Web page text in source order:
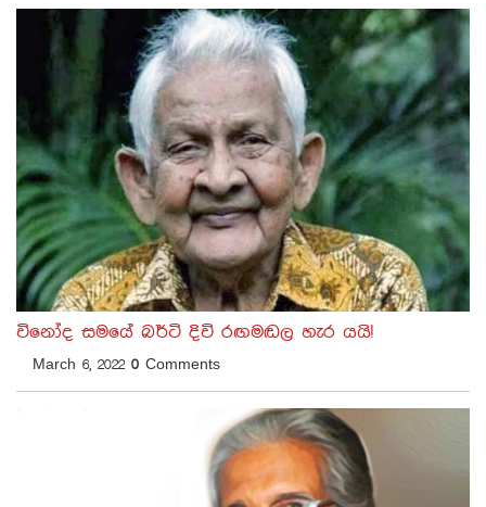
විනෝද සමයේ බර්ටි දිවි රඟමඬල හැර යයි!
March 6, 2022 0 Comments